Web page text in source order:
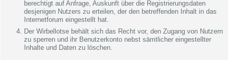
berechtigt auf Anfrage, Auskunft über die Registrierungsdaten
desjenigen Nutzers zu erteilen, der den betreffenden Inhalt in das
Internetforum eingestellt hat.
Der Wirbellotse behält sich das Recht vor, den Zugang von Nutzern
zu sperren und ihr Benutzerkonto nebst sämtlicher eingestellter
Inhalte und Daten zu löschen.